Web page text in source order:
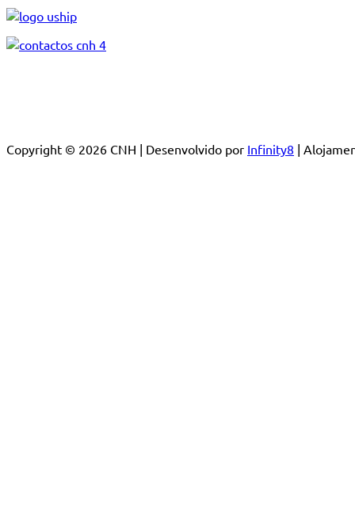
Copyright © 2026 CNH | Desenvolvido por Infinity8 |